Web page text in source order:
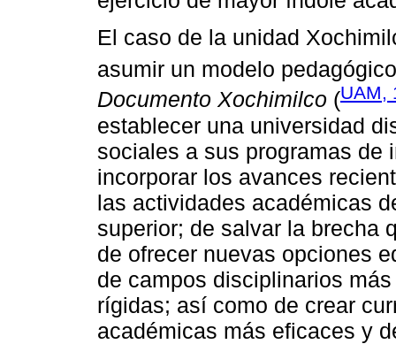
El caso de la unidad
asumir un modelo
Documento Xochimilco (UAM,
establecer una universidad
sociales a sus programas de
incorporar los avances
las actividades académicas
superior; de salvar la brecha
de ofrecer nuevas opciones
de campos disciplinarios
rígidas; así como de crear
académicas más eficaces y